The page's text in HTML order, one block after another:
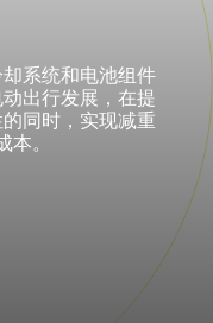
系统和电池组件
出行发展，在提
同时，实现减重
。